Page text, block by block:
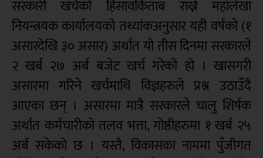
सरकारी खर्चको हिसावकिताब राख्ने महालेखा
नियन्त्रयक कार्यालयको तथ्यांकअनुसार यही वर्षको (१
असारदेखि ३० असार) अर्थात यो तीस दिनमा सरकारले
२ खर्ब २७ अर्ब बजेट खर्च गरेको हो । खासगरी
असारमा गरिने खर्चमाथि विज्ञहरुले प्रश्न उठाउँदै
आएका छन् । असारमा मात्रै सरकारले चालु शिर्षक
अर्थात कर्मचारीको तलव भत्ता, गोष्ठीहरुमा १ खर्ब २५
अर्ब सकेको छ । यस्तै, विकासका नाममा पुँजीगत